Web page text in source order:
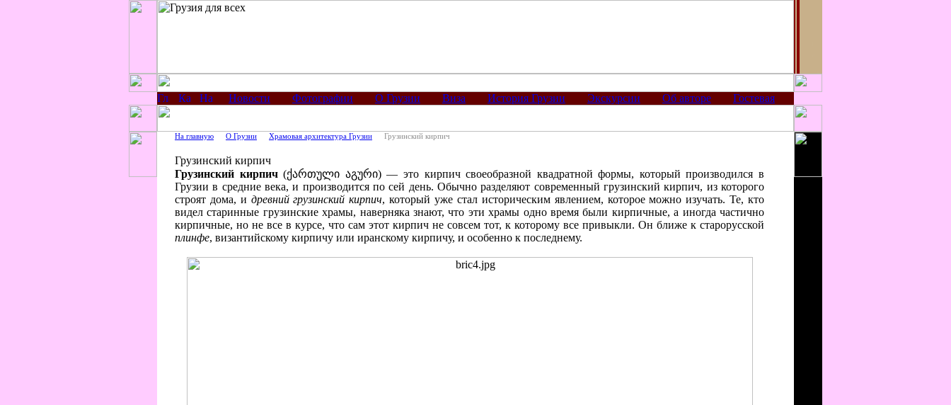
Новости Фотографии О Грузии Виза История Грузии Экскурсии Об авторе Гостевая
На главную О Грузии Храмовая архитектура Грузии Грузинский кирпич
Грузинский кирпич
Грузинский кирпич(ქართული აგური) — это кирпич своеобразной квадратной формы, который производился в
Грузии в средние века, и производится по сей день. Обычно разделяют современный грузинский кирпич, из которого
строят дома, и древний грузинский кирпич, который уже стал историческим явлением, которое можно изучать. Те, кто
видел старинные грузинские храмы, наверняка знают, что эти храмы одно время были кирпичные, а иногда частично
кирпичные, но не все в курсе, что сам этот кирпич не совсем тот, к которому все привыкли. Он ближе к старорусской
плинфе, византийскому кирпичу или иранскому кирпичу, и особенно к последнему.